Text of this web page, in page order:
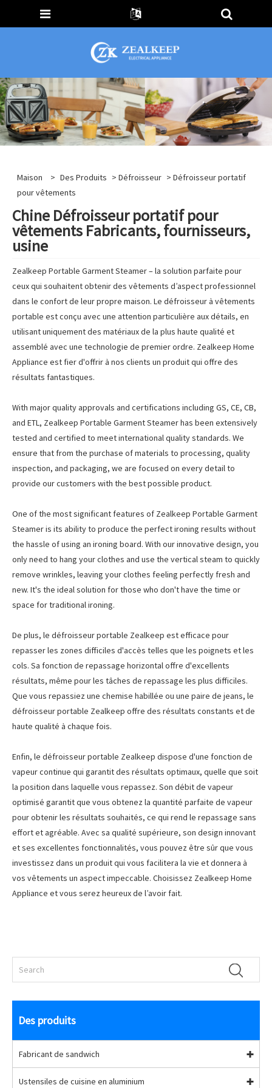
Maison > Des Produits >Défroisseur > Défroisseur portatif
pour vêtements
Chine Défroisseur portatif pour
vêtements Fabricants, fournisseurs,
usine
Zealkeep Portable Garment Steamer – la solution parfaite pour
ceux qui souhaitent obtenir des vêtements d’aspect professionnel
dans le confort de leur propre maison. Le défroisseur à vêtements
portable est conçu avec une attention particulière aux détails, en
utilisant uniquement des matériaux de la plus haute qualité et
assemblé avec une technologie de premier ordre. Zealkeep Home
Appliance est fier d'offrir à nos clients un produit qui offre des
résultats fantastiques.
With major quality approvals and certifications including GS, CE, CB,
and ETL, Zealkeep Portable Garment Steamer has been extensively
tested and certified to meet international quality standards. We
ensure that from the purchase of materials to processing, quality
inspection, and packaging, we are focused on every detail to
provide our customers with the best possible product.
One of the most significant features of Zealkeep Portable Garment
Steamer is its ability to produce the perfect ironing results without
the hassle of using an ironing board. With our innovative design, you
only need to hang your clothes and use the vertical steam to quickly
remove wrinkles, leaving your clothes feeling perfectly fresh and
new. It's the ideal solution for those who don't have the time or
space for traditional ironing.
De plus, le défroisseur portable Zealkeep est efficace pour
repasser les zones difficiles d'accès telles que les poignets et les
cols. Sa fonction de repassage horizontal offre d'excellents
résultats, même pour les tâches de repassage les plus difficiles.
Que vous repassiez une chemise habillée ou une paire de jeans, le
défroisseur portable Zealkeep offre des résultats constants et de
haute qualité à chaque fois.
Enfin, le défroisseur portable Zealkeep dispose d'une fonction de
vapeur continue qui garantit des résultats optimaux, quelle que soit
la position dans laquelle vous repassez. Son débit de vapeur
optimisé garantit que vous obtenez la quantité parfaite de vapeur
pour obtenir les résultats souhaités, ce qui rend le repassage sans
effort et agréable. Avec sa qualité supérieure, son design innovant
et ses excellentes fonctionnalités, vous pouvez être sûr que vous
investissez dans un produit qui vous facilitera la vie et donnera à
vos vêtements un aspect impeccable. Choisissez Zealkeep Home
Appliance et vous serez heureux de l’avoir fait.
Des produits
Fabricant de sandwich
Ustensiles de cuisine en aluminium